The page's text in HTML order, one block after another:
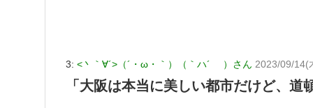
3: <丶｀∀´>（´・ω・｀）（｀ハ´ ）さん 2023/09/14(
「大阪は本当に美しい都市だけど、